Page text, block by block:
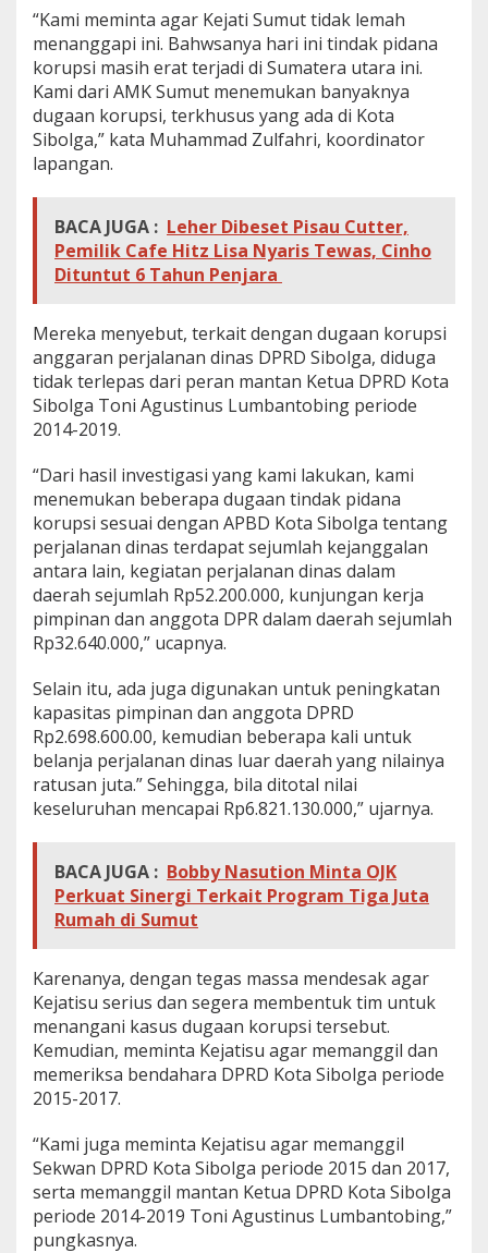
“Kami meminta agar Kejati Sumut tidak lemah
menanggapi ini. Bahwsanya hari ini tindak pidana
korupsi masih erat terjadi di Sumatera utara ini.
Kami dari AMK Sumut menemukan banyaknya
dugaan korupsi, terkhusus yang ada di Kota
Sibolga,” kata Muhammad Zulfahri, koordinator
lapangan.
BACA JUGA : Leher Dibeset Pisau Cutter,
Pemilik Cafe Hitz Lisa Nyaris Tewas, Cinho
Dituntut 6 Tahun Penjara
Mereka menyebut, terkait dengan dugaan korupsi
anggaran perjalanan dinas DPRD Sibolga, diduga
tidak terlepas dari peran mantan Ketua DPRD Kota
Sibolga Toni Agustinus Lumbantobing periode
2014-2019.
“Dari hasil investigasi yang kami lakukan, kami
menemukan beberapa dugaan tindak pidana
korupsi sesuai dengan APBD Kota Sibolga tentang
perjalanan dinas terdapat sejumlah kejanggalan
antara lain, kegiatan perjalanan dinas dalam
daerah sejumlah Rp52.200.000, kunjungan kerja
pimpinan dan anggota DPR dalam daerah sejumlah
Rp32.640.000,” ucapnya.
Selain itu, ada juga digunakan untuk peningkatan
kapasitas pimpinan dan anggota DPRD
Rp2.698.600.00, kemudian beberapa kali untuk
belanja perjalanan dinas luar daerah yang nilainya
ratusan juta.” Sehingga, bila ditotal nilai
keseluruhan mencapai Rp6.821.130.000,” ujarnya.
BACA JUGA : Bobby Nasution Minta OJK
Perkuat Sinergi Terkait Program Tiga Juta
Rumah di Sumut
Karenanya, dengan tegas massa mendesak agar
Kejatisu serius dan segera membentuk tim untuk
menangani kasus dugaan korupsi tersebut.
Kemudian, meminta Kejatisu agar memanggil dan
memeriksa bendahara DPRD Kota Sibolga periode
2015-2017.
“Kami juga meminta Kejatisu agar memanggil
Sekwan DPRD Kota Sibolga periode 2015 dan 2017,
serta memanggil mantan Ketua DPRD Kota Sibolga
periode 2014-2019 Toni Agustinus Lumbantobing,”
pungkasnya.